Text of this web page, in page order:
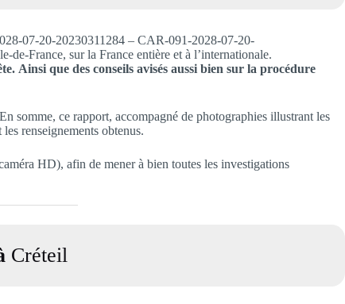
07-20-20230311284 – CAR-091-2028-07-20-
France, sur la France entière et à l’internationale.
Ainsi que des conseils avisés aussi bien sur la procédure
somme, ce rapport, accompagné de photographies illustrant les
renseignements obtenus.
HD), afin de mener à bien toutes les investigations
Créteil